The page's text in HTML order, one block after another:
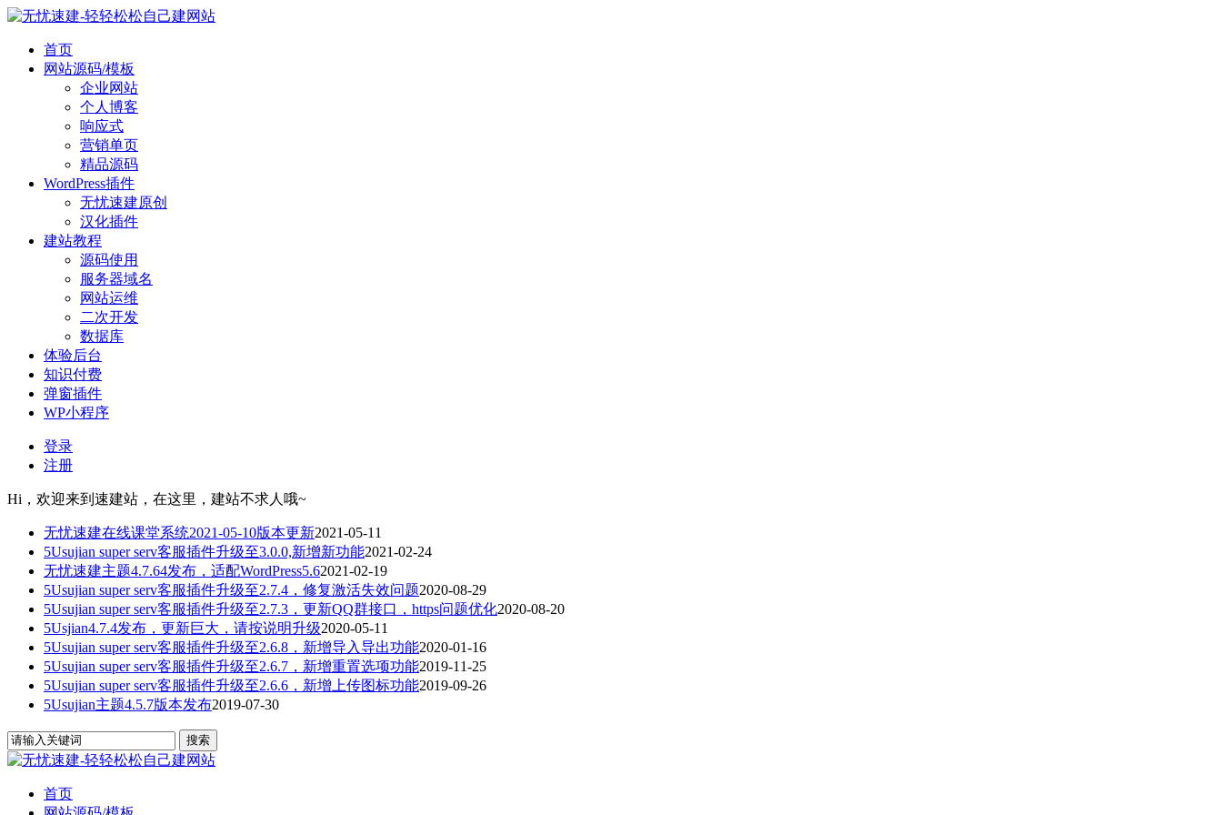
首页
网站源码/模板
企业网站
个人博客
响应式
营销单页
精品源码
WordPress插件
无忧速建原创
汉化插件
建站教程
源码使用
服务器域名
网站运维
二次开发
数据库
体验后台
知识付费
弹窗插件
WP小程序
登录
注册
Hi，欢迎来到速建站，在这里，建站不求人哦~
无忧速建在线课堂系统2021-05-10版本更新2021-05-11
5Usujian super serv客服插件升级至3.0.0,新增新功能2021-02-24
无忧速建主题4.7.64发布，适配WordPress5.62021-02-19
5Usujian super serv客服插件升级至2.7.4，修复激活失效问题2020-08-29
5Usujian super serv客服插件升级至2.7.3，更新QQ群接口，https问题优化2020-08-20
5Usjian4.7.4发布，更新巨大，请按说明升级2020-05-11
5Usujian super serv客服插件升级至2.6.8，新增导入导出功能2020-01-16
5Usujian super serv客服插件升级至2.6.7，新增重置选项功能2019-11-25
5Usujian super serv客服插件升级至2.6.6，新增上传图标功能2019-09-26
5Usujian主题4.5.7版本发布2019-07-30
首页